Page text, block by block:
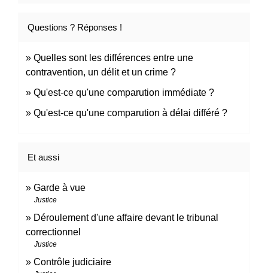
Questions ? Réponses !
Quelles sont les différences entre une
contravention, un délit et un crime ?
Qu'est-ce qu'une comparution immédiate ?
Qu'est-ce qu'une comparution à délai différé ?
Et aussi
Garde à vue
Justice
Déroulement d'une affaire devant le tribunal
correctionnel
Justice
Contrôle judiciaire